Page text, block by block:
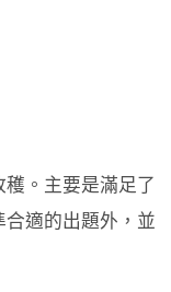
。主要是滿足了
合適的出題外，並